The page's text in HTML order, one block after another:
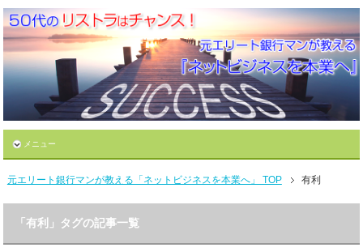
メニュー
元エリート銀行マンが教える「ネットビジネスを本業へ」 TOP 有利
「有利」タグの記事一覧